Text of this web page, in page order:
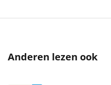
Anderen lezen ook